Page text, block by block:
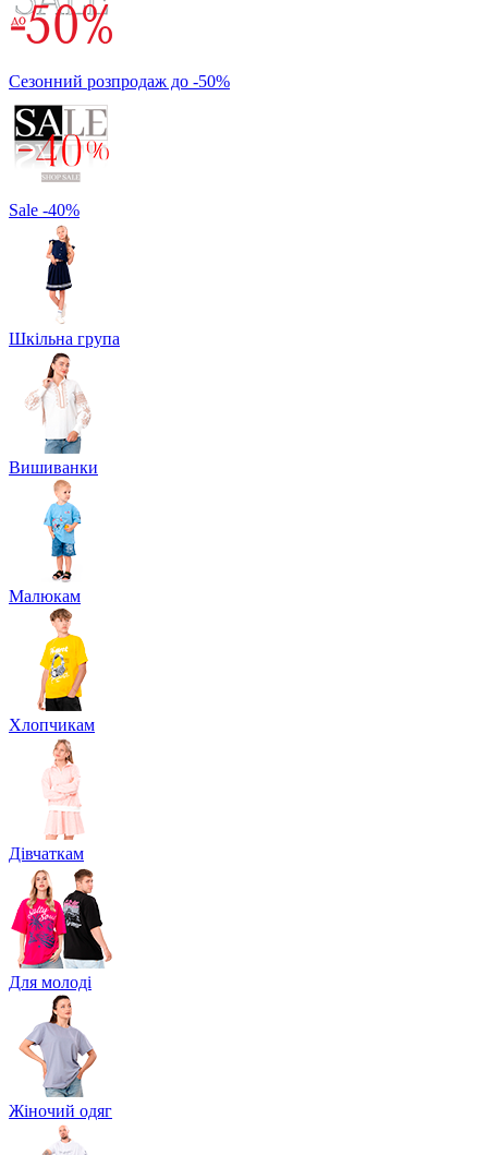
Сезонний розпродаж до -50%
Sale -40%
Шкільна група
Вишиванки
Малюкам
Хлопчикам
Дівчаткам
Для молоді
Жіночий одяг